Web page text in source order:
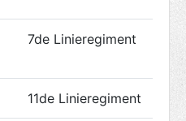
7de Linieregiment
11de Linieregiment